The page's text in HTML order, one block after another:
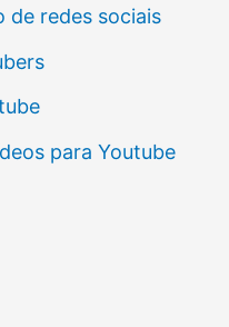
de redes sociais
para Youtube